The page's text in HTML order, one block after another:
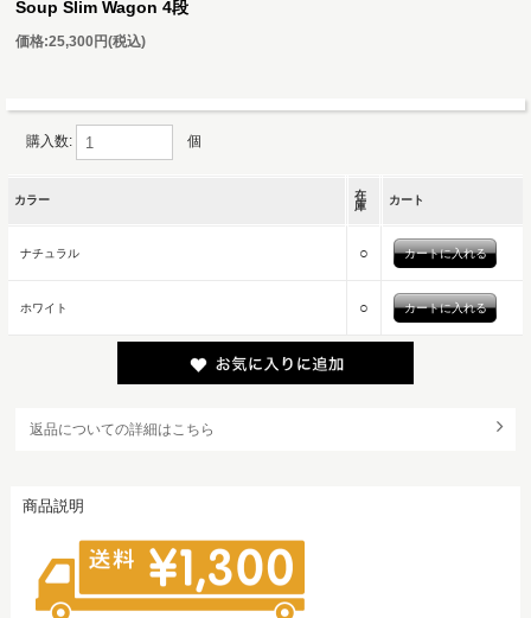
Soup Slim Wagon 4段
価格:25,300円(税込)
購入数: 個
カラー
在
庫
カート
ナチュラル ○
ホワイト ○
返品についての詳細はこちら
商品説明